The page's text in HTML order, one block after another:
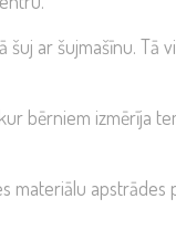
ar šujmašīnu. Tā
bērniem izmērīja
materiālu apstrādes